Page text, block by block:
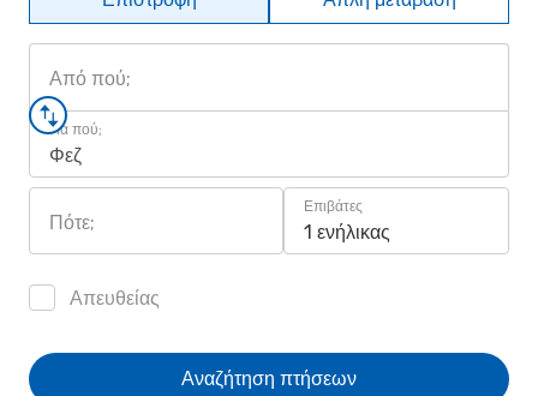
Από πού;
Για πού;
Φεζ
Πότε;
Επιβάτες
1 ενήλικας
Απευθείας
Αναζήτηση πτήσεων